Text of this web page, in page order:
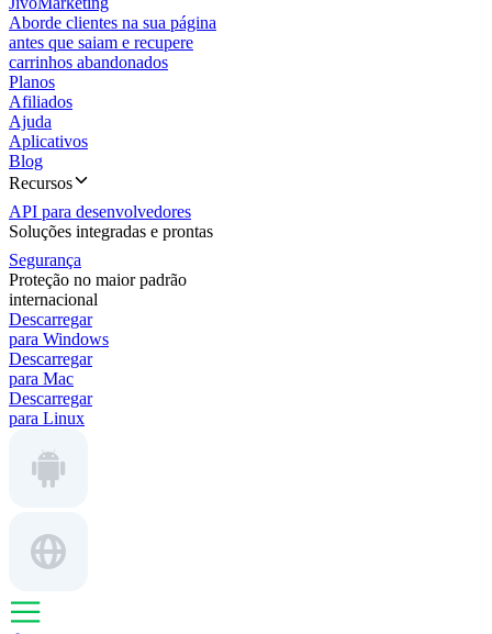
Aborde clientes na sua página
antes que saiam e recupere
carrinhos abandonados
Planos
Afiliados
Ajuda
Aplicativos
Blog
Recursos
API para desenvolvedores
Soluções integradas e prontas
Segurança
Proteção no maior padrão
internacional
Descarregar
para Windows
Descarregar
para Mac
Descarregar
para Linux